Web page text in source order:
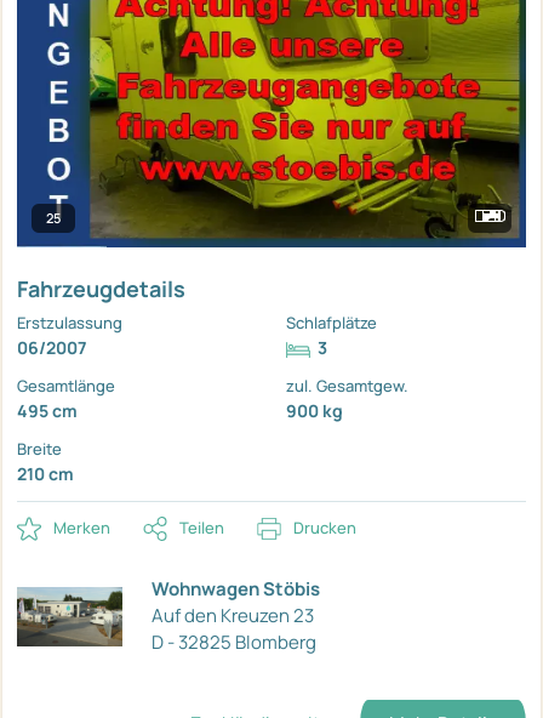
25
Fahrzeugdetails
Erstzulassung
06/2007
Schlafplätze
3
Gesamtlänge
495 cm
zul. Gesamtgew.
900 kg
Breite
210 cm
Merken Teilen Drucken
Wohnwagen Stöbis
Auf den Kreuzen 23
D - 32825 Blomberg